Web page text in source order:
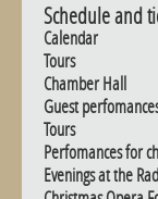
Schedule and
Calendar
Tours
Chamber Hall
Guest
Tours
Perfomances for
Evenings at the